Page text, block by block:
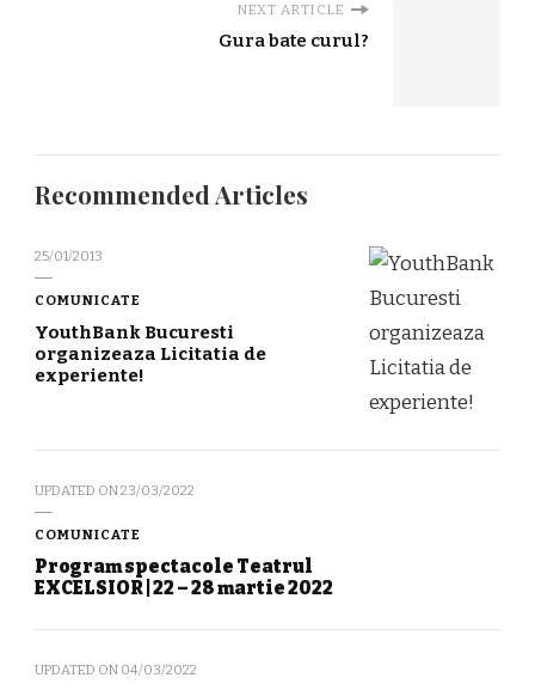
NEXT ARTICLE
Gura bate curul?
Recommended Articles
25/01/2013
COMUNICATE
YouthBank Bucuresti
organizeaza Licitatia de
experiente!
UPDATED ON23/03/2022
COMUNICATE
Program spectacole Teatrul
EXCELSIOR | 22 – 28 martie 2022
UPDATED ON 04/03/2022